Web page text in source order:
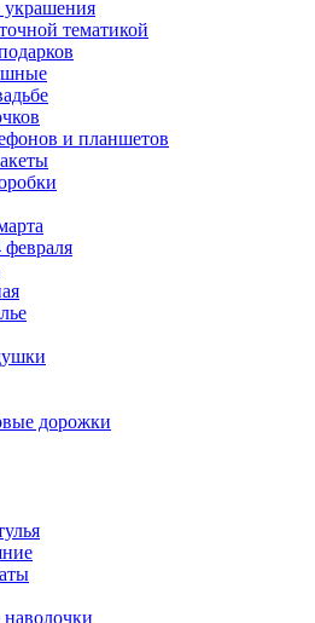
украшения
тематикой
и планшетов
дорожки